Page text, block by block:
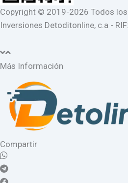
Copyright © 2019-2026 Todos
Inversiones Detoditonline, c.a -
Más Información
Compartir